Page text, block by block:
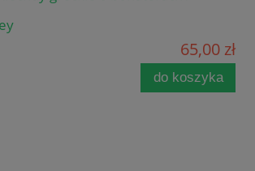
65,00 zł
do koszyka